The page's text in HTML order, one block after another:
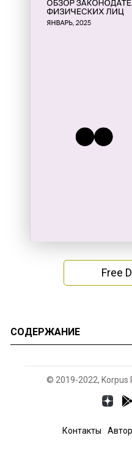
Free
СОДЕРЖАНИЕ
© 2019-2022, Korpus
Контакты